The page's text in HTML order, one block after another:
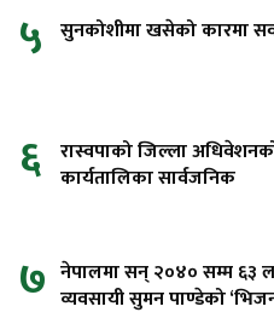
५ सुनकोशीमा खसेको कारमा
६ रास्वपाको जिल्ला
कार्यतालिका सार्वजनिक
७ नेपालमा सन् २०४० सम्म ६३
व्यवसायी सुमन पाण्डेको